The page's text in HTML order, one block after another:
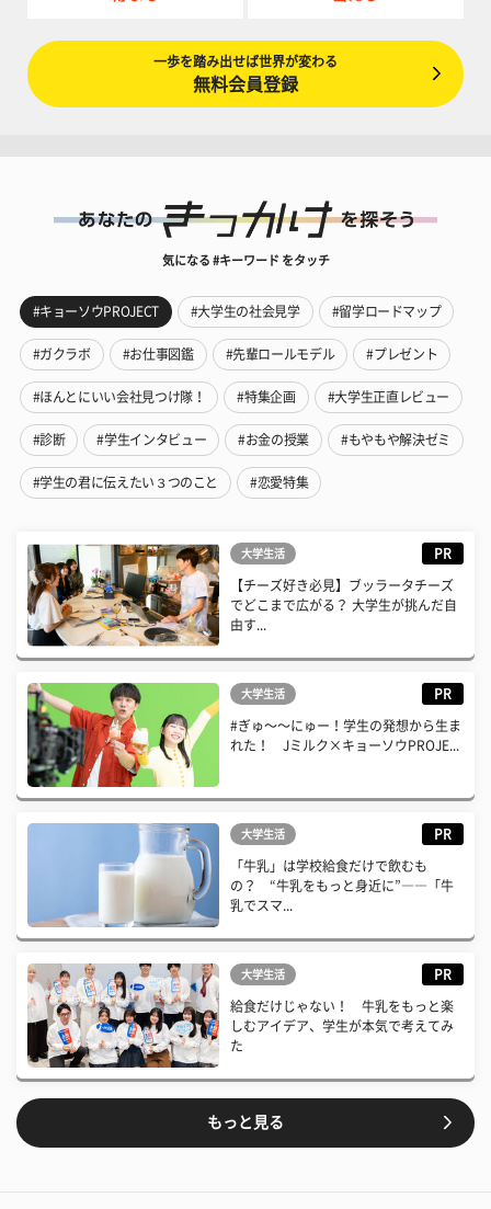
一歩を踏み出せば世界が変わる
無料会員登録
気になる #キーワード をタッチ
#キョーソウPROJECT #大学生の社会見学 #留学ロードマップ
#ガクラボ #お仕事図鑑 #先輩ロールモデル #プレゼント
#ほんとにいい会社見つけ隊！ #特集企画 #大学生正直レビュー
#診断 #学生インタビュー #お金の授業 #もやもや解決ゼミ
#学生の君に伝えたい３つのこと #恋愛特集
大学生活 PR
【チーズ好き必見】ブッラータチーズ
でどこまで広がる？ 大学生が挑んだ自
由す...
大学生活 PR
#ぎゅ〜〜にゅー！学生の発想から生ま
れた！ Jミルク×キョーソウPROJE...
大学生活 PR
「牛乳」は学校給食だけで飲むも
の？ “牛乳をもっと身近に”――「牛
乳でスマ...
大学生活 PR
給食だけじゃない！ 牛乳をもっと楽
しむアイデア、学生が本気で考えてみ
た
もっと見る